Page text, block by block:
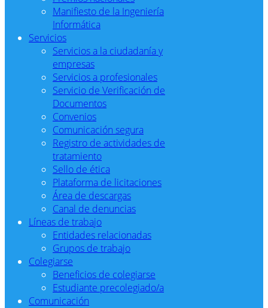
Manifiesto de la Ingeniería
Informática
Servicios
Servicios a la ciudadanía y
empresas
Servicios a profesionales
Servicio de Verificación de
Documentos
Convenios
Comunicación segura
Registro de actividades de
tratamiento
Sello de ética
Plataforma de licitaciones
Área de descargas
Canal de denuncias
Líneas de trabajo
Entidades relacionadas
Grupos de trabajo
Colegiarse
Beneficios de colegiarse
Estudiante precolegiado/a
Comunicación